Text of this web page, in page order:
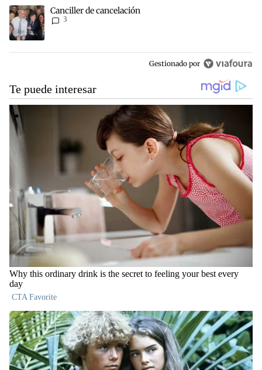
Un artículo de tendencia con el título "Canciller de cancelación"
Canciller de cancelación
3
Gestionado por